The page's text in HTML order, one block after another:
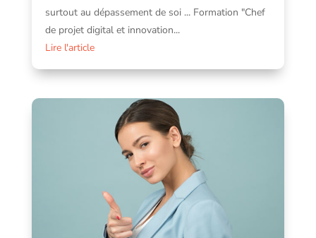
surtout au dépassement de soi ... Formation "Chef
de projet digital et innovation...
Lire l'article